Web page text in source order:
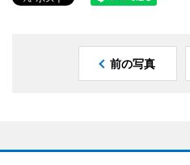
前の写真